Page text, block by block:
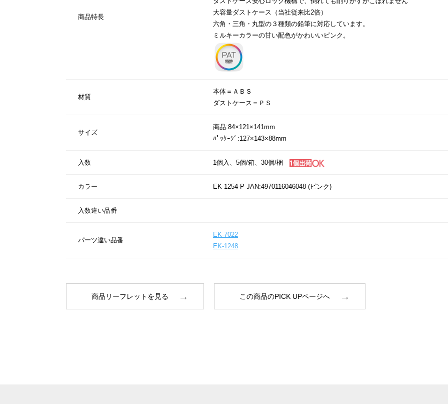
商品特長
大容量ダストケース（当社従来比2倍）
六角・三角・丸型の３種類の鉛筆に対応しています。
ミルキーカラーの甘い配色がかわいいピンク。
材質
本体＝ＡＢＳ
ダストケース＝ＰＳ
サイズ
商品:84×121×141mm
ﾊﾟｯｹｰｼﾞ:127×143×88mm
入数 1個入、5個/箱、30個/梱
カラー EK-1254-P JAN:4970116046048 (ピンク)
入数違い品番
パーツ違い品番
EK-7022
EK-1248
商品リーフレットを見る この商品のPICK UPページへ